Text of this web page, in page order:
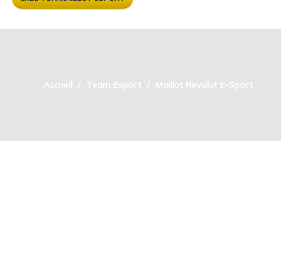
Accueil Team Esport Maillot Revolut E-Sport